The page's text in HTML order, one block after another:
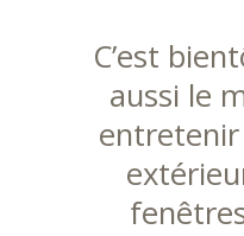
C’est
aussi le